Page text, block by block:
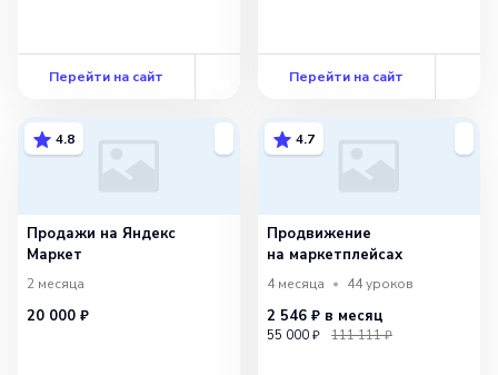
Перейти на сайт Перейти на сайт
4.8
Продажи на Яндекс
Маркет
2 месяца
20 000 ₽
4.7
Продвижение
на маркетплейсах
4 месяца 44уроков
2 546 ₽ в месяц
55 000 ₽ 111 111 ₽